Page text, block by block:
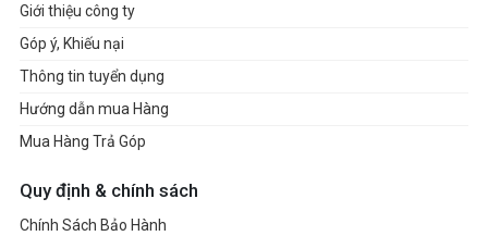
Giới thiệu công ty
Góp ý, Khiếu nại
Thông tin tuyển dụng
Hướng dẫn mua Hàng
Mua Hàng Trả Góp
Quy định & chính sách
Chính Sách Bảo Hành